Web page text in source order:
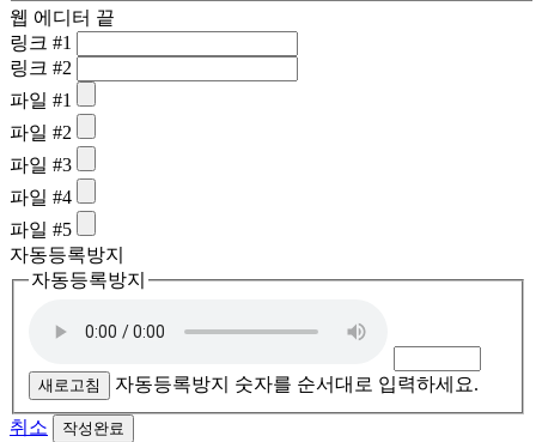
웹 에디터 끝
링크 #1
링크 #2
파일 #1
파일 #2
파일 #3
파일 #4
파일 #5
자동등록방지
자동등록방지
새로고침 자동등록방지 숫자를 순서대로 입력하세요.
취소